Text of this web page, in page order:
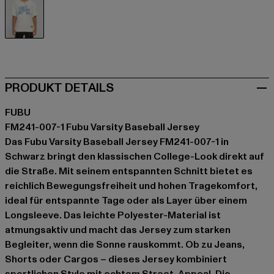
PRODUKT DETAILS
FUBU
FM241-007-1 Fubu Varsity Baseball Jersey
Das Fubu Varsity Baseball Jersey FM241-007-1 in
Schwarz bringt den klassischen College-Look direkt auf
die Straße. Mit seinem entspannten Schnitt bietet es
reichlich Bewegungsfreiheit und hohen Tragekomfort,
ideal für entspannte Tage oder als Layer über einem
Longsleeve. Das leichte Polyester-Material ist
atmungsaktiv und macht das Jersey zum starken
Begleiter, wenn die Sonne rauskommt. Ob zu Jeans,
Shorts oder Cargos – dieses Jersey kombiniert